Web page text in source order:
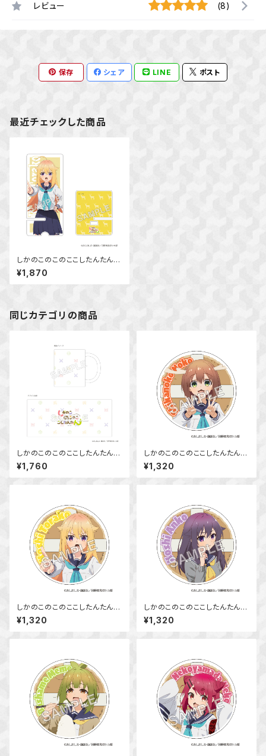
レビュー (8)
保存 シェア LINE ポスト
最近チェックした商品
しかのこのこのここしたんたん
アクリルスマホスタンド 虎視
虎子
¥1,870
同じカテゴリの商品
しかのこのこのここしたんたん
マグカップ
¥1,760
しかのこのこのここしたんたん
アクリルコースター 鹿乃子 の
こ
¥1,320
しかのこのこのここしたんたん
アクリルコースター 虎視 虎子
¥1,320
しかのこのこのここしたんたん
アクリルコースター 虎視 餡子
¥1,320